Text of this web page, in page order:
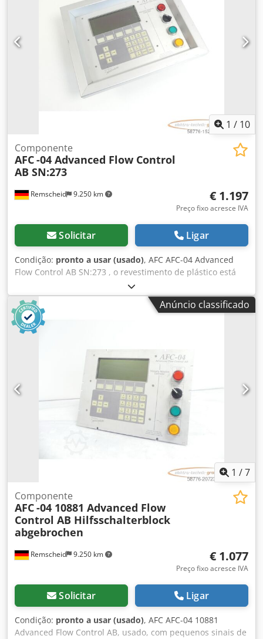
1 / 10
Remscheid 9.250 km
Componente
AFC-04 Advanced Flow Control
AB SN:273
€ 1.197
Preço fixo acresce IVA
Solicitar Ligar
Condição: pronto a usar (usado), AFC AFC-04 Advanced
Flow Control AB SN:273 , o revestimento de plástico está
danificado numa tomada de ligação, ver foto, usado, sinais
normais de desgaste, 100% funcional, âmbito de
fornecimento conforme as fotos Chodpfxjrv Npms Aggja
Anúncio classificado
1 /7
Remscheid 9.250 km
Componente
AFC-04 10881 Advanced Flow
Control AB Hilfsschalterblock
abgebrochen
€ 1.077
Preço fixo acresce IVA
Solicitar Ligar
Condição: pronto a usar (usado), AFC AFC-04 10881
Advanced Flow Control AB, usado, com pequenos sinais de